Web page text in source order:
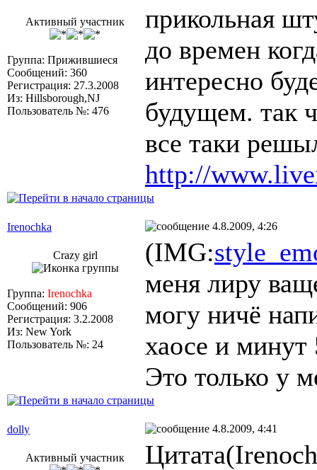
Активный участник
Группа: Прижившиеся
Сообщений: 360
Регистрация: 27.3.2008
Из: Hillsborough,NJ
Пользователь №: 476
прикольная
до времен
интересно
будущем. так
все таки
http://
Irenochka 4.8.2009, 4:26
Crazy girl
Группа: Irenochka
Сообщений: 906
Регистрация: 3.2.2008
Из: New York
Пользователь №: 24
(IMG:
меня лиру
могу ничё
хаосе и минут
Это только у
dolly 4.8.2009, 4:41
Активный участник